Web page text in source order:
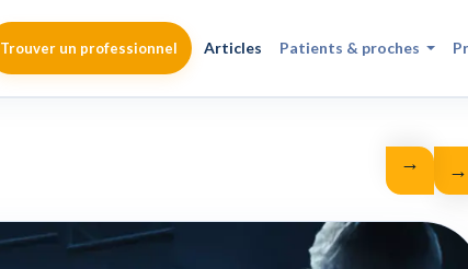
Trouver un professionnel Articles Patients & proches
← →